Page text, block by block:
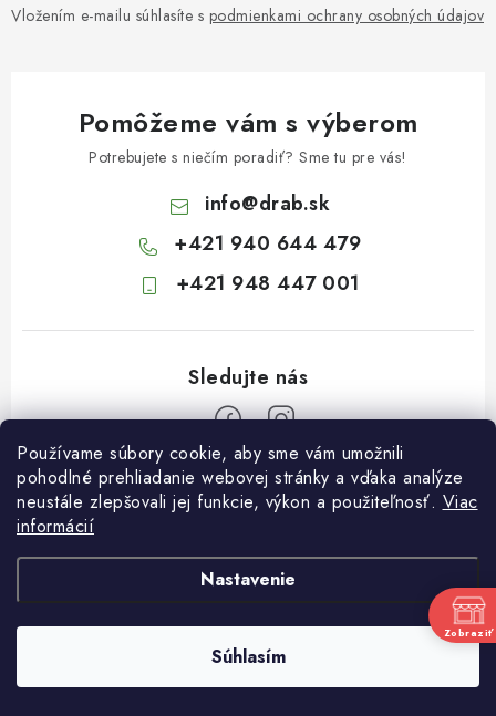
Používame súbory cookie, aby sme vám umožnili
pohodlné prehliadanie webovej stránky a vďaka analýze
neustále zlepšovali jej funkcie, výkon a použiteľnosť. Viac
informácií
Nastavenie
Súhlasím
Vložením e-mailu súhlasíte s podmienkami ochrany osobných údajov
Pomôžeme vám s výberom
Potrebujete s niečím poradiť? Sme tu pre vás!
info@drab.sk
+421 940 644 479
+421 948 447 001
Informácie pre vás
Podmienky ochrany osobných údajov
Záhradkárstvo Dráb. Všetky práva vyhradené.
Zobraziť